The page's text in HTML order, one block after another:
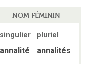
NOM FÉMININ
singulier pluriel
annalité annalités